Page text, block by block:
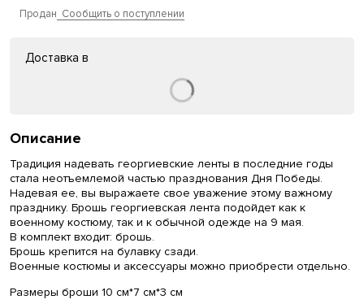
Продан Сообщить о поступлении
Доставка в
Описание
Традиция надевать георгиевские ленты в последние годы
стала неотъемлемой частью празднования Дня Победы.
Надевая ее, вы выражаете свое уважение этому важному
празднику. Брошь георгиевская лента подойдет как к
военному костюму, так и к обычной одежде на 9 мая.
В комплект входит: брошь.
Брошь крепится на булавку сзади.
Военные костюмы и аксессуары можно приобрести отдельно.
Размеры броши 10 см*7 см*3 см